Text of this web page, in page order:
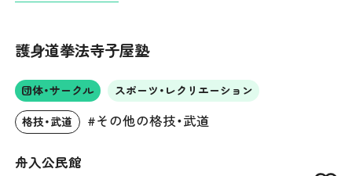
護身道拳法寺子屋塾
団体・サークル スポーツ・レクリエーション
格技・武道 #その他の格技・武道
舟入公民館